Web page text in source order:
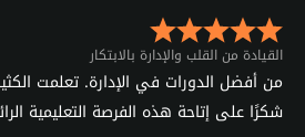
القيادة من القلب والإدارة بالابتكار
من أفضل الدورات في الإدارة. تعلمت
شكرًا على إتاحة هذه الفرصة التعليمية